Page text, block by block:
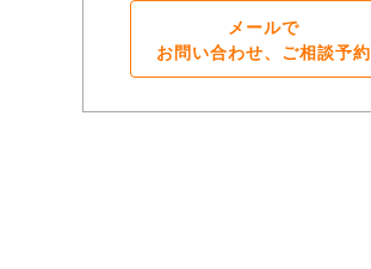
メールで
お問い合わせ、ご相談予約